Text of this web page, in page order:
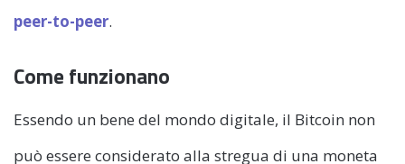
peer-to-peer.
Come funzionano
Essendo un bene del mondo digitale, il Bitcoin non
può essere considerato alla stregua di una moneta